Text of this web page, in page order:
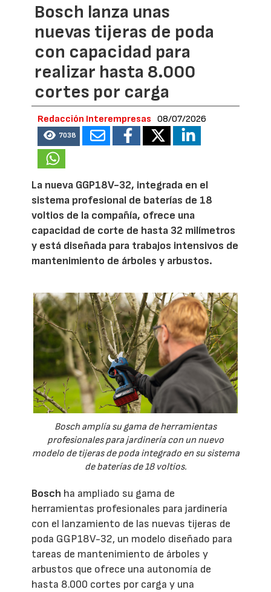
Bosch lanza unas
nuevas tijeras de poda
con capacidad para
realizar hasta 8.000
cortes por carga
Redacción Interempresas 08/07/2026
7038
La nueva GGP18V-32, integrada en el
sistema profesional de baterías de 18
voltios de la compañía, ofrece una
capacidad de corte de hasta 32 milímetros
y está diseñada para trabajos intensivos de
mantenimiento de árboles y arbustos.
Bosch amplía su gama de herramientas
profesionales para jardinería con un nuevo
modelo de tijeras de poda integrado en su sistema
de baterías de 18 voltios.
Bosch ha ampliado su gama de
herramientas profesionales para jardinería
con el lanzamiento de las nuevas tijeras de
poda GGP18V-32, un modelo diseñado para
tareas de mantenimiento de árboles y
arbustos que ofrece una autonomía de
hasta 8.000 cortes por carga y una